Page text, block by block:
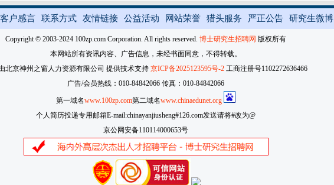
客户感言 联系方式 友情链接 公益活动 网站荣誉 猎头服务 严正公告 研究生微博
Copyright © 2003-2024 100zp.com Corporation. All rights reserved. 博士研究生招聘网 版权所有
本网站所有资讯内容、广告信息，未经书面同意，不得转载。
北京神州之窗人力资源有限公司 提供技术支持 京ICP备2025123595号-2 工商注册号1102272636466
广告/会员热线：010-84842066 传真：010-84842066
第一域名www.100zp.com第二域名www.chinaedunet.org
个人简历投递专用邮箱E-mail:chinayanjiusheng#126.com发送请将#改为@
京公网安备110114000653号